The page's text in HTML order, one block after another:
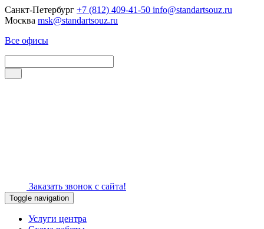
Санкт-Петербург +7 (812) 409-41-50 info@standartsouz.ru
Москва msk@standartsouz.ru
Все офисы
Заказать звонок с сайта!
Toggle navigation
Услуги центра